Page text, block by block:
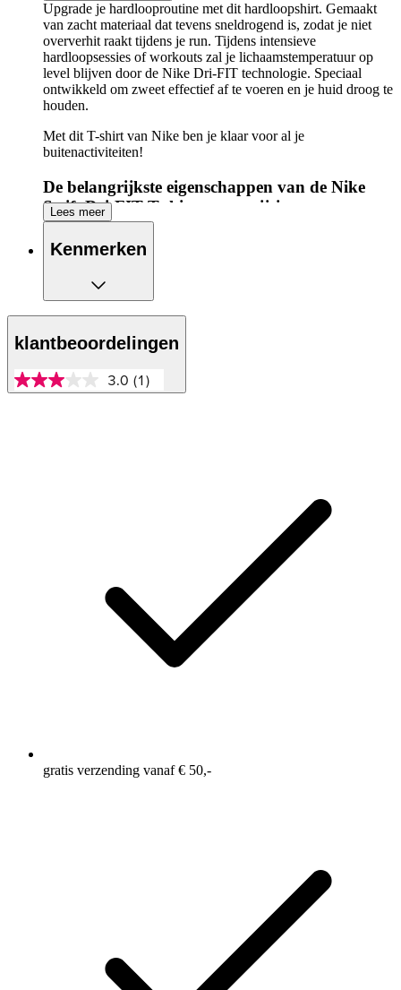
Upgrade je hardlooproutine met dit hardloopshirt. Gemaakt
van zacht materiaal dat tevens sneldrogend is, zodat je niet
oververhit raakt tijdens je run. Tijdens intensieve
hardloopsessies of workouts zal je lichaamstemperatuur op
level blijven door de Nike Dri-FIT technologie. Speciaal
ontwikkeld om zweet effectief af te voeren en je huid droog te
houden.
Met dit T-shirt van Nike ben je klaar voor al je
buitenactiviteiten!
De belangrijkste eigenschappen van de Nike
Swift Dri-FIT T-shirt op een rijtje:
Blijf koel tijdens het hardlopen met dit hardloopshirt
Nike Dri-FIT technologie voert overtollig zweet
Ronde zoom
Lees meer
Kenmerken
klantbeoordelingen
3.0
3.0 (1)
gratis verzending vanaf € 50,-